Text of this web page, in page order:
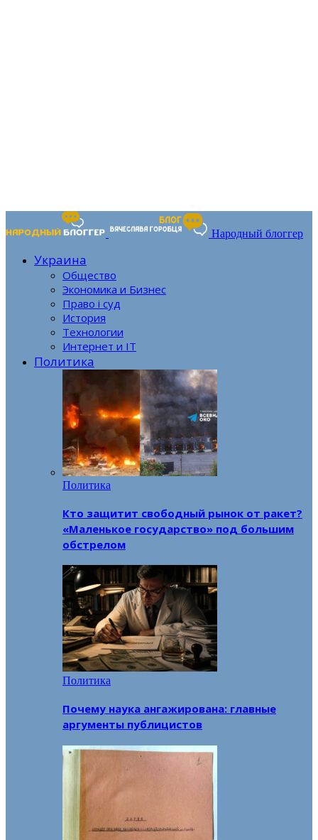
Народный блоггер
Украина
Общество
Экономика и Бизнес
Право і суд
История
Технологии
Интернет и IT
Политика
Политика
Кто защитит свободный рынок от ракет?
«Маленькое государство» под большим
обстрелом
Политика
Почему наука ангажирована: главные
аргументы публицистов